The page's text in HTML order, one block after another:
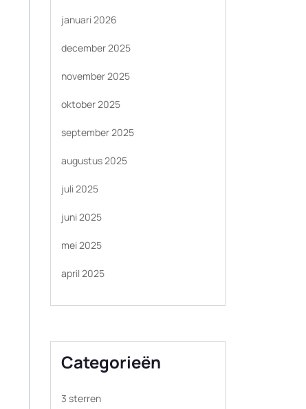
januari 2026
december 2025
november 2025
oktober 2025
september 2025
augustus 2025
juli 2025
juni 2025
mei 2025
april 2025
Categorieën
3 sterren